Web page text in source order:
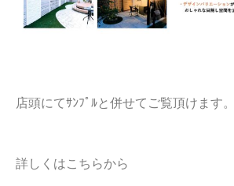
店頭にてｻﾝﾌﾟﾙと併せてご覧頂けます。
詳しくはこちらから